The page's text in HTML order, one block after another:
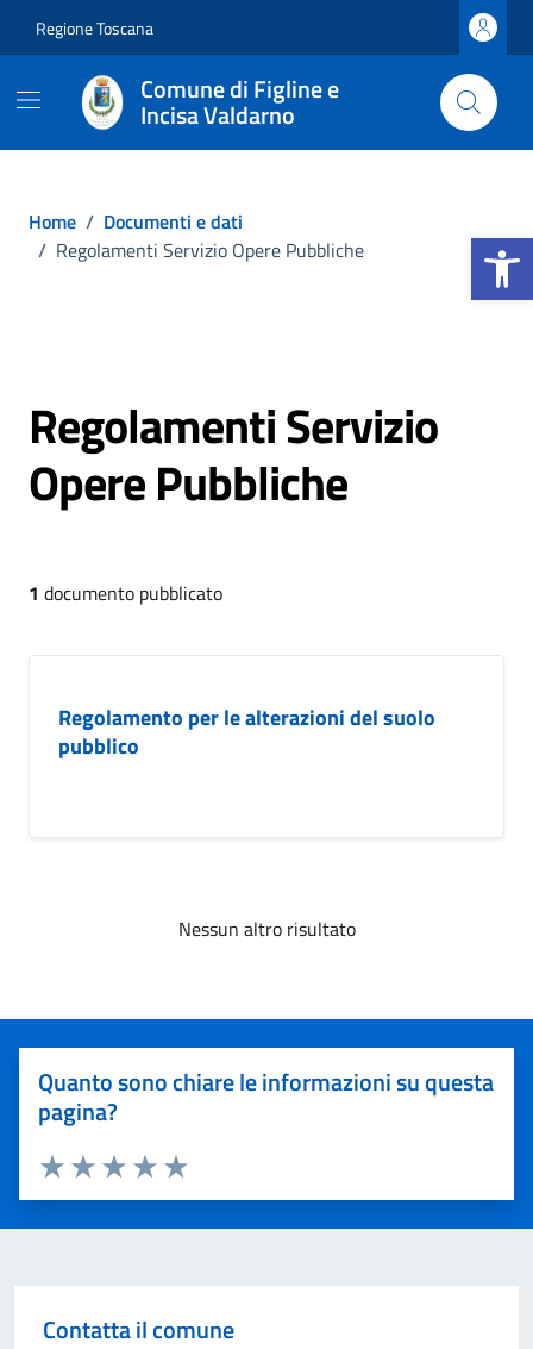
Apri la
Regione Toscana
Comune di Figline e
Incisa Valdarno
Home / Documenti e dati
/ Regolamenti Servizio Opere Pubbliche
Regolamenti Servizio
Opere Pubbliche
1 documento pubblicato
Regolamento per le alterazioni del suolo
pubblico
Nessun altro risultato
Quanto sono chiare le informazioni su questa
pagina?
Valuta 5 stelle su 5
Valuta 4 stelle su 5
Valuta 3 stelle su 5
Valuta 2 stelle su 5
Valuta 1 stelle su 5
Contatta il comune